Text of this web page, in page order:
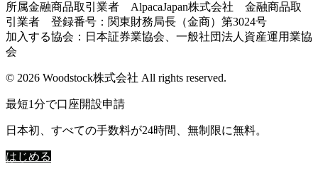
所属金融商品取引業者 AlpacaJapan株式会社 金融商品取
引業者 登録番号：関東財務局長（金商）第3024号
加入する協会：日本証券業協会、一般社団法人資産運用業協
会
© 2026 Woodstock株式会社 All rights reserved.
最短1分で口座開設申請
日本初、すべての手数料が24時間、無制限に無料。
はじめる